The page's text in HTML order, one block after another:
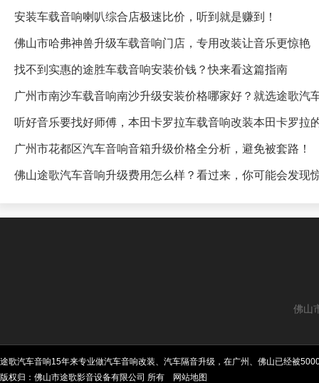
安装车载音响喇叭综合店极速比价，听到就是赚到！
佛山市哈弗神兽升级车载音响门店，专用改装让音乐更惊艳
找不到实惠的途胜车载音响安装价钱？快来看这篇指南
广州市南沙车载音响南沙升级安装价格哪家好？就选途歌汽
听好音乐要找好师傅，本田卡罗拉车载音响改装本田卡罗拉
广州市花都区汽车音响音箱升级价格全分析，避免被套路！
佛山途歌汽车音响升级费用怎么样？看过来，你可能会发现
佛山
途歌汽车音响15年来专业做汽车音响改装、汽车隔音升级，在广州、佛山已经被
版权归：佛山市途歌影音设备有限公司 所有
网站地图